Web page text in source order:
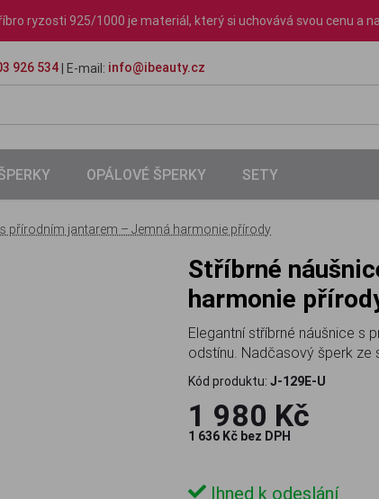
ryzosti 925/1000 je materiál, který si uchovává svou cenu a
926 534| E-mail: info@ibeauty.cz
OPÁLOVÉ ŠPERKY SETY
přírodním jantarem – Jemná harmonie přírody
Stříbrné náušnice s přírodním jantarem – Jemná
harmonie
Elegantní stříbrné náušnice s
odstínu. Nadčasový šperk ze
Kód produktu: J-129E-U
1 980 Kč
1 636 Kč bez DPH
Ihned k odeslání